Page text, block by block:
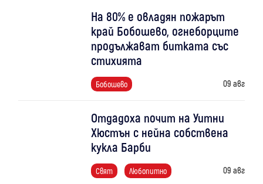
На 80% е овладян пожарът
край Бобошево, огнеборците
продължават битката със
стихията
Бобошево 09 авг
Отдадоха почит на Уитни
Хюстън с нейна собствена
кукла Барби
Свят Любопитно 09 авг